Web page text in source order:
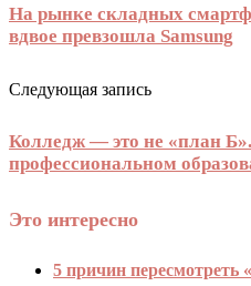
На рынке складных
вдвое превзошла Samsung
Следующая запись
Колледж — это не «план
профессиональном
Это интересно
5 причин пересмотреть